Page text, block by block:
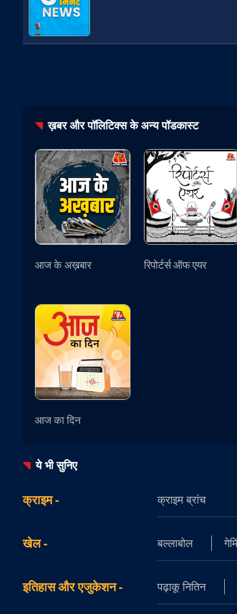
ख़बर और पॉलिटिक्सके अन्य पॉडकास्ट
आज के अख़बार रिपोर्टर्स ऑफ एयर
आज का दिन
ये भी सुनिए
क्राइम- क्राइम ब्रांच
खेल- बल्लाबोल
इतिहास और एजुकेशन- पढ़ाकू नितिन